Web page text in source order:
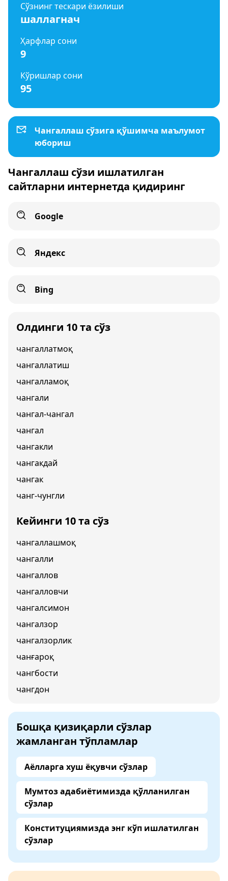
Сўзнинг тескари ёзилиши
шаллагнач
Ҳарфлар сони
9
Кўришлар сони
95
Чангаллаш сўзига қўшимча маълумот
юбориш
Чангаллаш сўзи ишлатилган
сайтларни интернетда қидиринг
Google
Яндекс
Bing
Олдинги 10 та сўз
чангаллатмоқ
чангаллатиш
чангалламоқ
чангали
чангал-чангал
чангал
чангакли
чангакдай
чангак
чанг-чунгли
Кейинги 10 та сўз
чангаллашмоқ
чангалли
чангаллов
чангалловчи
чангалсимон
чангалзор
чангалзорлик
чанғароқ
чангбости
чангдон
Бошқа қизиқарли сўзлар
жамланган тўпламлар
Аёлларга хуш ёқувчи сўзлар
Мумтоз адабиётимизда қўлланилган
сўзлар
Конституциямизда энг кўп ишлатилган
сўзлар